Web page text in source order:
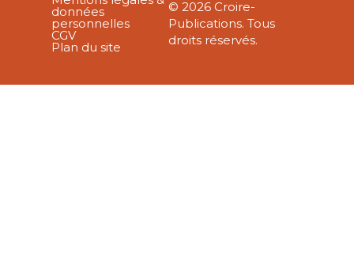
données
personnelles
CGV
Plan du site
© 2026 Croire-
Publications. Tous
droits réservés.